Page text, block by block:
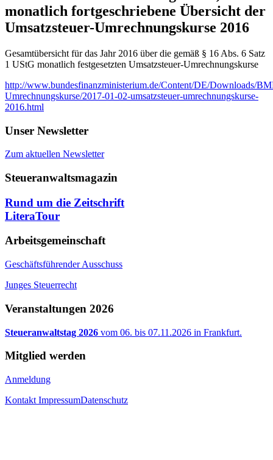
monatlich fortgeschriebene Übersicht der
Umsatzsteuer-Umrechnungskurse 2016
Gesamtübersicht für das Jahr 2016 über die gemäß § 16 Abs. 6 Satz
1 UStG monatlich festgesetzten Umsatzsteuer-Umrechnungskurse
http://www.bundesfinanzministerium.de/Content/DE/Downloads/
Umrechnungskurse/2017-01-02-umsatzsteuer-umrechnungskurse-
2016.html
Unser Newsletter
Zum aktuellen Newsletter
Steueranwaltsmagazin
Rund um die Zeitschrift
LiteraTour
Arbeitsgemeinschaft
Geschäftsführender Ausschuss
Junges Steuerrecht
Veranstaltungen 2026
Steueranwaltstag 2026 vom 06. bis 07.11.2026 in Frankfurt.
Mitglied werden
Anmeldung
Kontakt ImpressumDatenschutz